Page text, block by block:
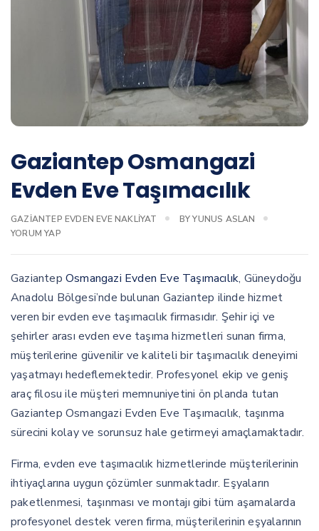
Gaziantep Osmangazi
Evden Eve Taşımacılık
GAZIANTEP EVDEN EVE NAKLIYAT BYYUNUS ASLAN
YORUM YAP
Gaziantep Osmangazi Evden Eve Taşımacılık, Güneydoğu
Anadolu Bölgesi’nde bulunan Gaziantep ilinde hizmet
veren bir evden eve taşımacılık firmasıdır. Şehir içi ve
şehirler arası evden eve taşıma hizmetleri sunan firma,
müşterilerine güvenilir ve kaliteli bir taşımacılık deneyimi
yaşatmayı hedeflemektedir. Profesyonel ekip ve geniş
araç filosu ile müşteri memnuniyetini ön planda tutan
Gaziantep Osmangazi Evden Eve Taşımacılık, taşınma
sürecini kolay ve sorunsuz hale getirmeyi amaçlamaktadır.
Firma, evden eve taşımacılık hizmetlerinde müşterilerinin
ihtiyaçlarına uygun çözümler sunmaktadır. Eşyaların
paketlenmesi, taşınması ve montajı gibi tüm aşamalarda
profesyonel destek veren firma, müşterilerinin eşyalarının